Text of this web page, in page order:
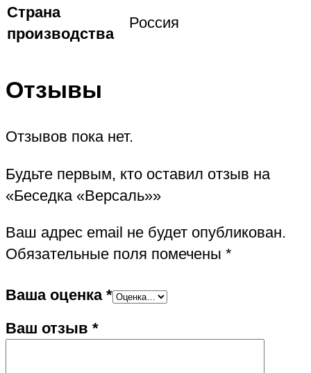
Страна
производства
Россия
Отзывы
Отзывов пока нет.
Будьте первым, кто оставил отзыв на
«Беседка «Версаль»»
Ваш адрес email не будет опубликован.
Обязательные поля помечены *
Ваша оценка *
Ваш отзыв *